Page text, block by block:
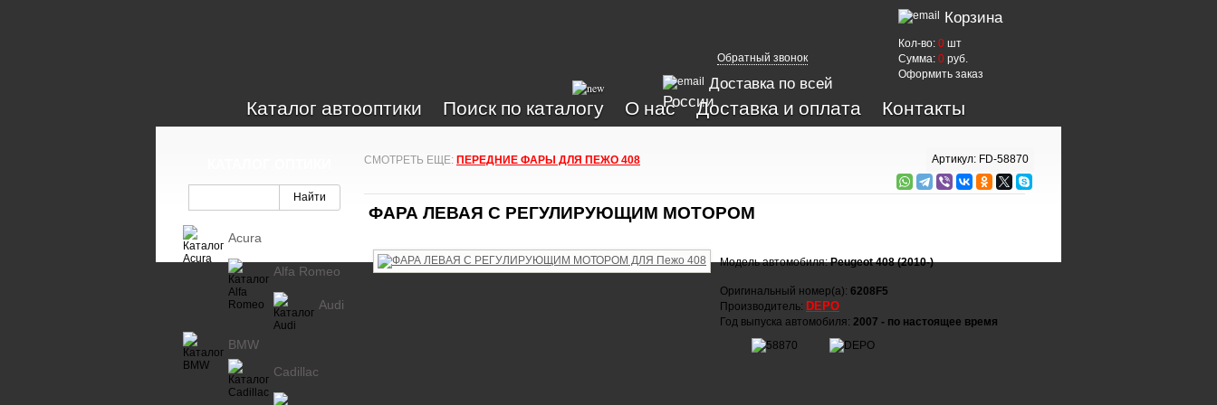
Обратный звонок
Доставка по всей
России
Корзина
Кол-во: 0 шт
Сумма: 0 руб.
Оформить заказ
Каталог автооптики Поиск по каталогу О нас Доставка и оплата Контакты
СМОТРЕТЬ ЕЩЕ: ПЕРЕДНИЕ ФАРЫ ДЛЯ ПЕЖО 408 Артикул: FD-58870
ФАРА ЛЕВАЯ С РЕГУЛИРУЮЩИМ МОТОРОМ
Модель автомобиля:Peugeot 408 (2010-)
Оригинальный номер(а): 6208F5
Производитель: DEPO
Год выпуска автомобиля: 2007 - по настоящее время
Acura
Alfa Romeo
Audi
BMW
Cadillac